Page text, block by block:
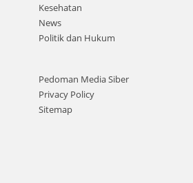
Kesehatan
News
Politik dan Hukum
Pedoman Media Siber
Privacy Policy
Sitemap